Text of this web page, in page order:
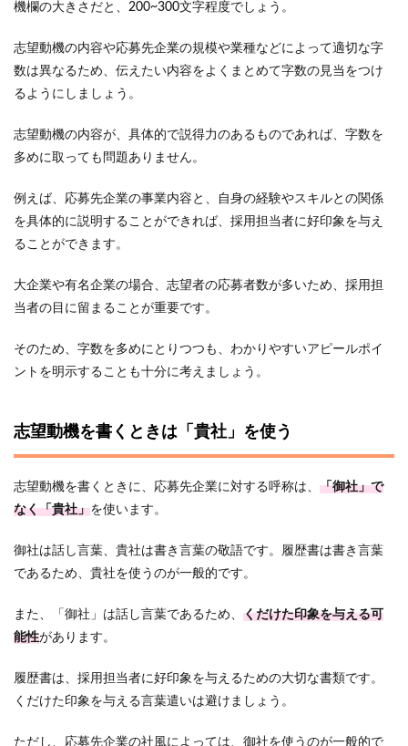
機欄の大きさだと、 200~300文字程度でしょう。
志望動機の内容や応募先企業の規模や業種などによって適切な字
数は異なるため、伝えたい内容をよくまとめて字数の見当をつけ
るようにしましょう。
志望動機の内容が、具体的で説得力のあるものであれば、字数を
多めに取っても問題ありません。
例えば、応募先企業の事業内容と、自身の経験やスキルとの関係
を具体的に説明することができれば、採用担当者に好印象を与え
ることができます。
大企業や有名企業の場合、志望者の応募者数が多いため、採用担
当者の目に留まることが重要です。
そのため、字数を多めにとりつつも、わかりやすいアピールポイ
ントを明示することも十分に考えましょう。
志望動機を書くときは「貴社」を使う
志望動機を書くときに、応募先企業に対する呼称は、 「御社」で
なく「貴社」を使います。
御社は話し言葉、貴社は書き言葉の敬語です。履歴書は書き言葉
であるため、貴社を使うのが一般的です。
また、「御社」は話し言葉であるため、 くだけた印象を与える可
能性があります。
履歴書は、採用担当者に好印象を与えるための大切な書類です。
くだけた印象を与える言葉遣いは避けましょう。
ただし、応募先企業の社風によっては、御社を使うのが一般的で